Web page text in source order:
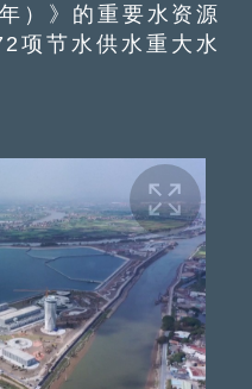
）》的重要水资源
项节水供水重大水